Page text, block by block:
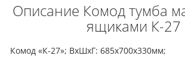
Описание Комод тумба
ящиками К-27
Комод «К-27»; ВхШхГ: 685х700х330мм;